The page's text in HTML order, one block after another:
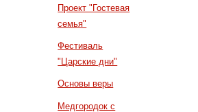
Проект "Гостевая
семья"
Фестиваль
"Царские дни"
Основы веры
Медгородок с